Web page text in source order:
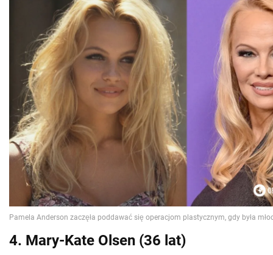
4. Mary-Kate Olsen (36 lat)